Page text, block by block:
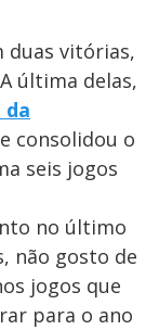
duas vitórias,
última delas,
da
consolidou o
seis jogos
no último
não gosto de
jogos que
para o ano